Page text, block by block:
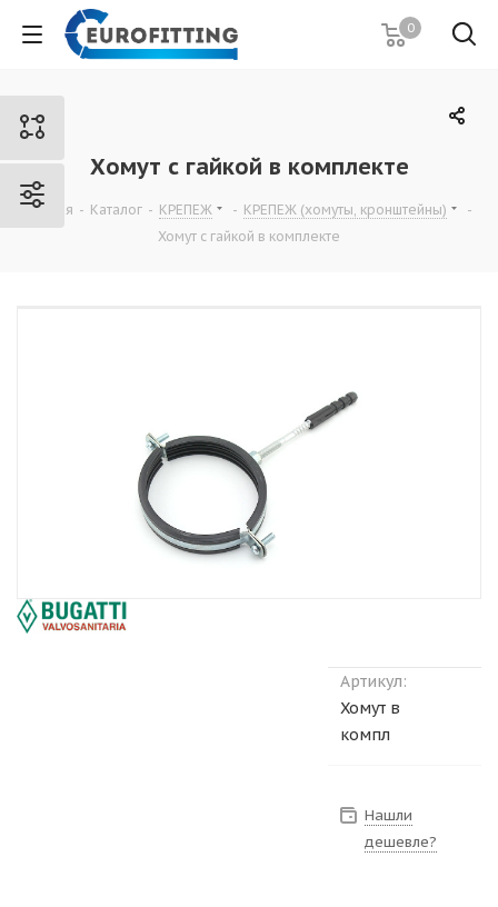
0
Хомут с гайкой в комплекте
Главная - Каталог - КРЕПЕЖ - КРЕПЕЖ (хомуты, кронштейны)
-
Хомут с гайкой в комплекте
Артикул:
Хомут в
компл
Нашли
дешевле?